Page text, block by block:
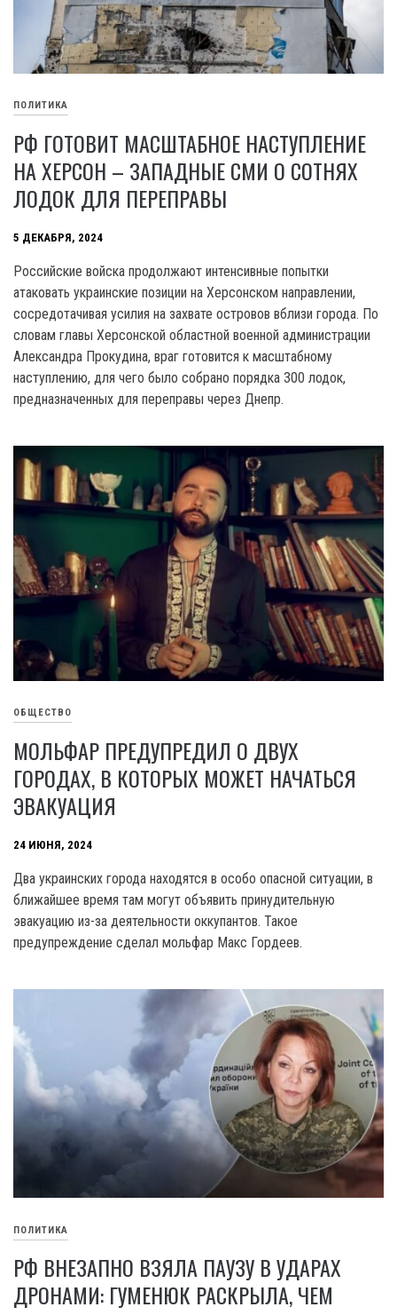
ПОЛИТИКА
РФ ГОТОВИТ МАСШТАБНОЕ НАСТУПЛЕНИЕ
НА ХЕРСОН – ЗАПАДНЫЕ СМИ О СОТНЯХ
ЛОДОК ДЛЯ ПЕРЕПРАВЫ
5 ДЕКАБРЯ, 2024
Российские войска продолжают интенсивные попытки
атаковать украинские позиции на Херсонском направлении,
сосредотачивая усилия на захвате островов вблизи города. По
словам главы Херсонской областной военной администрации
Александра Прокудина, враг готовится к масштабному
наступлению, для чего было собрано порядка 300 лодок,
предназначенных для переправы через Днепр.
ОБЩЕСТВО
МОЛЬФАР ПРЕДУПРЕДИЛ О ДВУХ
ГОРОДАХ, В КОТОРЫХ МОЖЕТ НАЧАТЬСЯ
ЭВАКУАЦИЯ
24 ИЮНЯ, 2024
Два украинских города находятся в особо опасной ситуации, в
ближайшее время там могут объявить принудительную
эвакуацию из-за деятельности оккупантов. Такое
предупреждение сделал мольфар Макс Гордеев.
ПОЛИТИКА
РФ ВНЕЗАПНО ВЗЯЛА ПАУЗУ В УДАРАХ
ДРОНАМИ: ГУМЕНЮК РАСКРЫЛА, ЧЕМ